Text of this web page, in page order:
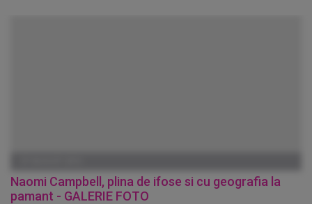
Naomi Campbell, plina de ifose si cu geografia la
pamant - GALERIE FOTO